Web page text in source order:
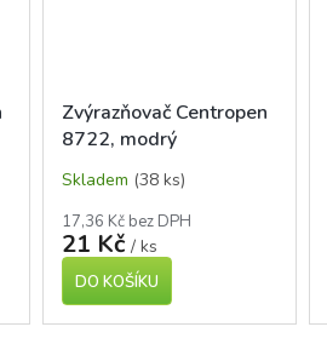
Zvýrazňovač Centropen
8722, modrý
Skladem (38 ks)
17,36 Kč bez DPH
21 Kč / ks
DO KOŠÍKU